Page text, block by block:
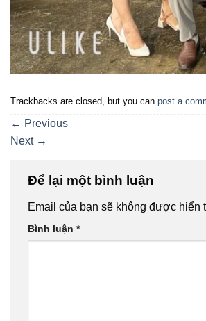
Trackbacks are closed, but you can post a
← Previous
Next →
Để lại một bình luận
Email của bạn sẽ không được hiển
Bình luận *